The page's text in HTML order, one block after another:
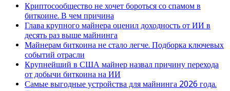
Криптосообщество не хочет бороться со спамом в
биткоине. В чем причина
Глава крупного майнера оценил доходность от ИИ в
десять раз выше майнинга
Майнерам биткоина не стало легче. Подборка ключевых
событий отрасли
Крупнейший в США майнер назвал причину перехода
от добычи биткоина на ИИ
Самые выгодные устройства для майнинга 2026 года.